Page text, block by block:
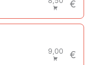
€
9,00 €